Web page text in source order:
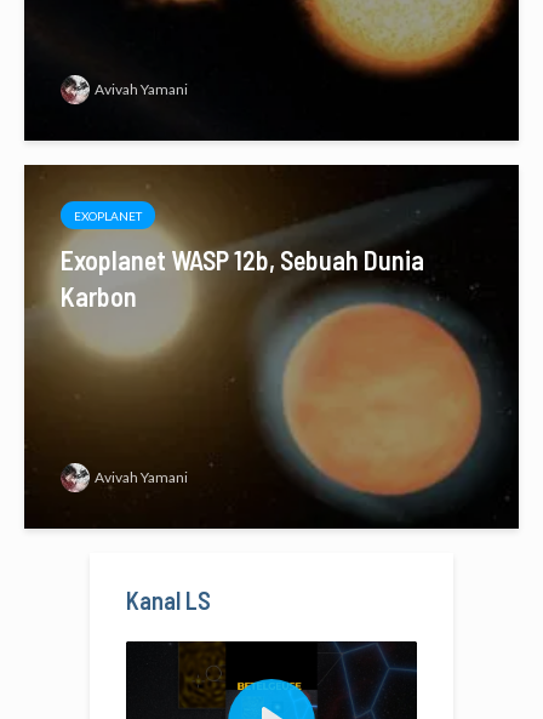
Avivah Yamani
EXOPLANET
Exoplanet WASP 12b, Sebuah Dunia
Karbon
Avivah Yamani
Kanal LS